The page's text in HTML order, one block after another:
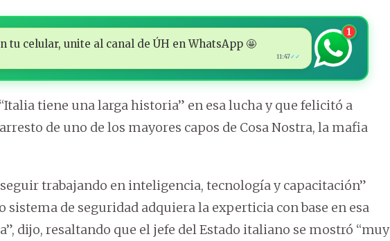
tu celular, unite al canal de ÚH en WhatsApp 🤩
11:47✓✓
1
tiene una larga historia” en esa lucha y que felicitó a
de uno de los mayores capos de Cosa Nostra, la mafia
trabajando en inteligencia, tecnología y capacitación”
de seguridad adquiera la experticia con base en esa
dijo, resaltando que el jefe del Estado italiano se mostró “muy